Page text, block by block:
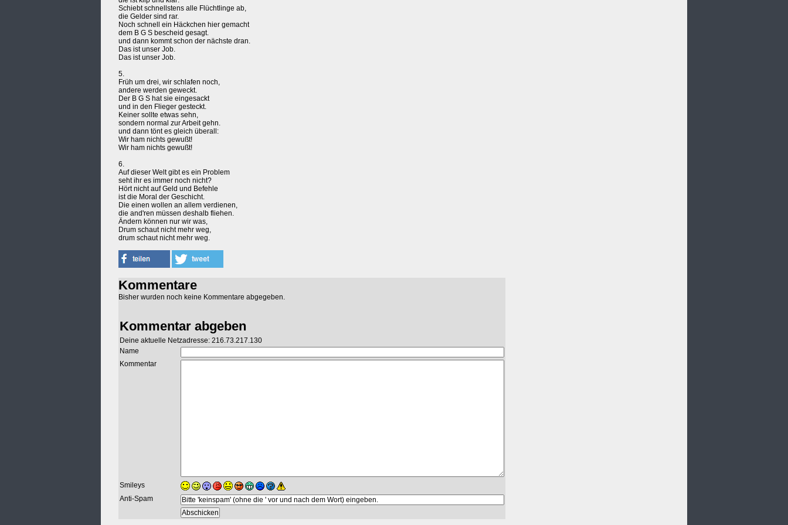
Schiebt schnellstens alle Flüchtlinge ab,
die Gelder sind rar.
Noch schnell ein Häckchen hier gemacht
dem B G S bescheid gesagt.
und dann kommt schon der nächste dran.
Das ist unser Job.
Das ist unser Job.
5.
Früh um drei, wir schlafen noch,
andere werden geweckt.
Der B G S hat sie eingesackt
und in den Flieger gesteckt.
Keiner sollte etwas sehn,
sondern normal zur Arbeit gehn.
und dann tönt es gleich überall:
Wir ham nichts gewußt!
Wir ham nichts gewußt!
6.
Auf dieser Welt gibt es ein Problem
seht ihr es immer noch nicht?
Hört nicht auf Geld und Befehle
ist die Moral der Geschicht.
Die einen wollen an allem verdienen,
die and'ren müssen deshalb fliehen.
Ändern können nur wir was,
Drum schaut nicht mehr weg,
drum schaut nicht mehr weg.
Kommentare
Bisher wurden noch keine Kommentare abgegeben.
Kommentar abgeben
Deine aktuelle Netzadresse: 216.73.217.130
Name
Kommentar
Smileys
Anti-Spam